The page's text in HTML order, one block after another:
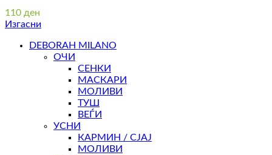
110 ден
Изгасни
DEBORAH MILANO
ОЧИ
СЕНКИ
МАСКАРИ
МОЛИВИ
ТУШ
ВЕЃИ
УСНИ
КАРМИН / СЈАЈ
МОЛИВИ